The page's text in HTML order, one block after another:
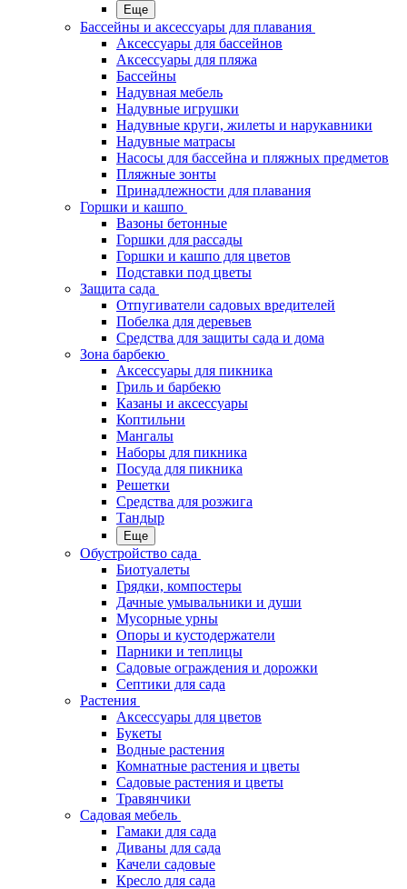
Еще
Бассейны и аксессуары для плавания
Аксессуары для бассейнов
Аксессуары для пляжа
Бассейны
Надувная мебель
Надувные игрушки
Надувные круги, жилеты и нарукавники
Надувные матрасы
Насосы для бассейна и пляжных предметов
Пляжные зонты
Принадлежности для плавания
Горшки и кашпо
Вазоны бетонные
Горшки для рассады
Горшки и кашпо для цветов
Подставки под цветы
Защита сада
Отпугиватели садовых вредителей
Побелка для деревьев
Средства для защиты сада и дома
Зона барбекю
Аксессуары для пикника
Гриль и барбекю
Казаны и аксессуары
Коптильни
Мангалы
Наборы для пикника
Посуда для пикника
Решетки
Средства для розжига
Тандыр
Еще
Обустройство сада
Биотуалеты
Грядки, компостеры
Дачные умывальники и души
Мусорные урны
Опоры и кустодержатели
Парники и теплицы
Садовые ограждения и дорожки
Септики для сада
Растения
Аксессуары для цветов
Букеты
Водные растения
Комнатные растения и цветы
Садовые растения и цветы
Травянчики
Садовая мебель
Гамаки для сада
Диваны для сада
Качели садовые
Кресло для сада